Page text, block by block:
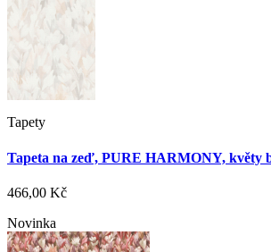
Tapety
Tapeta na zeď, PURE HARMONY, květy
466,00 Kč
Novinka